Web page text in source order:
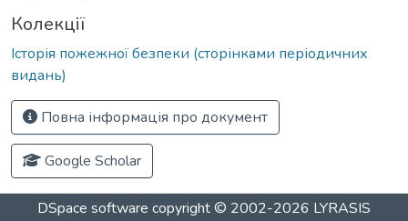
Колекції
Історія пожежної безпеки (сторінками періодичних
видань)
Повна інформація про документ
Google Scholar
DSpace software copyright © 2002-2026 LYRASIS